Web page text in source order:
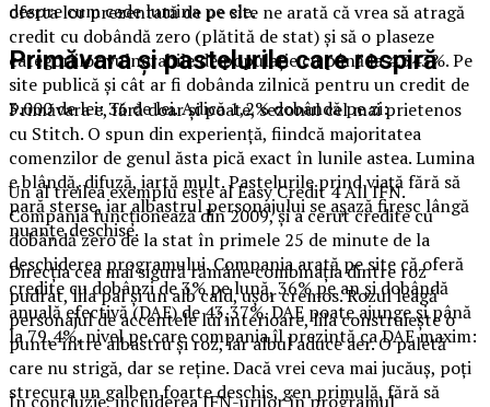
oferta lor prezentată de pe site ne arată că vrea să atragă
credit cu dobândă zero (plătită de stat) și să o plaseze
categoriilor vulnerabile de populație cu până la 4.343%. Pe
site publică și cât ar fi dobânda zilnică pentru un credit de
3.000 de lei: 36 de lei. Adică 1,2% dobândă pe zi:
Un al treilea exemplu este al Easy Credit 4 All IFN.
Compania funcționează din 2009, și a cerut credite cu
dobândă zero de la stat în primele 25 de minute de la
deschiderea programului. Compania arată pe site că oferă
credite cu dobânzi de 3% pe lună, 36% pe an și dobândă
anuală efectivă (DAE) de 43,37%. DAE poate ajunge și până
la 79,4%, nivel pe care compania îl prezintă ca DAE maxim:
În concluzie, includerea IFN-urilor în programul
despre cum cade lumina pe ele.
Primăvara și pastelurile care respiră
Primăvara e, fără doar și poate, sezonul cel mai prietenos
cu Stitch. O spun din experiență, fiindcă majoritatea
comenzilor de genul ăsta pică exact în lunile astea. Lumina
e blândă, difuză, iartă mult. Pastelurile prind viață fără să
pară sterse, iar albastrul personajului se așază firesc lângă
nuanțe deschise.
Direcția cea mai sigură rămâne combinația dintre roz
pudrat, lila pal și un alb cald, ușor cremos. Rozul leagă
personajul de accentele lui interioare, lila construiește o
punte între albastru și roz, iar albul aduce aer. O paletă
care nu strigă, dar se reține. Dacă vrei ceva mai jucăuș, poți
strecura un galben foarte deschis, gen primulă, fără să